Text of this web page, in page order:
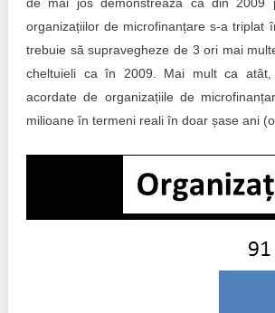
organizațiilor de microfinanțare s-a triplat
trebuie să supravegheze de 3 ori mai
cheltuieli ca în 2009. Mai mult ca atât,
acordate de organizațiile de
milioane în termeni reali în doar șase ani